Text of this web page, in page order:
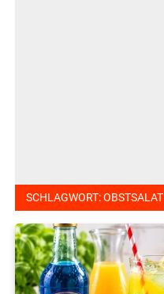
SCHLAGWORT:OBSTSALAT